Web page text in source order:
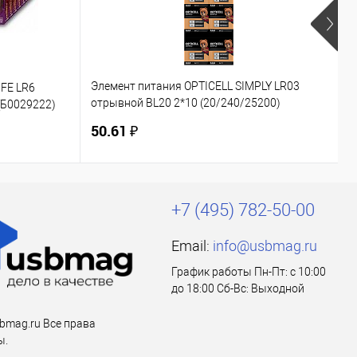
LR6
Элемент питания OPTICELL SIMPLY LR03
отрывной BL20 2*10 (20/240/25200)
50.61 ₽
Все права
+7 (495) 782-50-00
Email: info@usbmag.ru
График работы Пн-Пт: с 10:00
до 18:00 Сб-Вс: Выходной